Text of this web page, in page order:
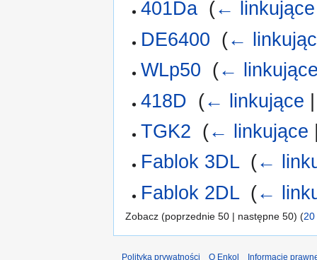
401Da (← linkujące
DE6400 (←
WLp50 (←
418D (← linkujące
TGK2 (← linkujące
Fablok 3DL‎ (←
Fablok 2DL‎ (←
Zobacz (poprzednie 50 | następne 50) (20
Polityka prywatności O Enkol Informacje